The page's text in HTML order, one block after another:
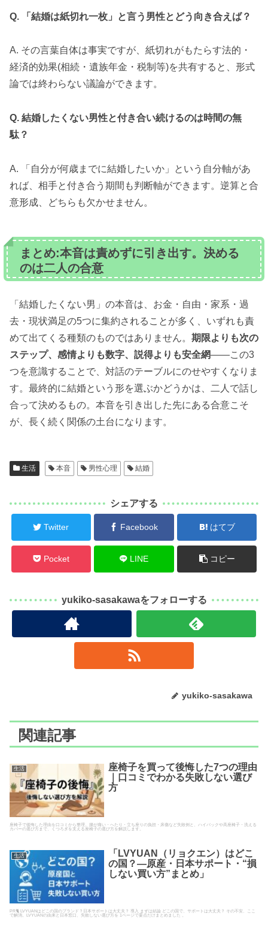
Q. 「結婚は紙切れ一枚」と言う男性とどう向き合えば？
A. その言葉自体は事実ですが、紙切れがもたらす法的・
経済的効果(相続・遺族年金・税制等)を共有すると、形式
論では終わらない議論ができます。
Q. 結婚したくない男性と付き合い続けるのは時間の無
駄？
A. 「自分が何歳までに結婚したいか」という自分軸があ
れば、相手と付き合う期間も判断軸ができます。逆算と合
意形成、どちらも欠かせません。
まとめ:本音は責めずに引き出す。決める
のは二人の合意
「結婚したくない男」の本音は、お金・自由・家系・過
去・現状満足の5つに集約されることが多く、いずれも責
めて出てくる種類のものではありません。 期限よりも次の
ステップ、感情よりも数字、説得よりも安全網——この3
つを意識することで、対話のテーブルにのせやすくなりま
す。最終的に結婚という形を選ぶかどうかは、二人で話し
合って決めるもの。本音を引き出した先にある合意こそ
が、長く続く関係の土台になります。
生活 本音 男性心理 結婚
シェアする
Twitter Facebook はてブ
Pocket LINE コピー
yukiko-sasakawaをフォローする
yukiko-sasakawa
関連記事
生活
座椅子を買って後悔した7つの理由
｜口コミでわかる失敗しない選び
方
座椅子で後悔した理由を口コミから整理。腰が痛い・へたり・立ち座りの負担・床傷など失敗例と、ハイバックや高座椅子・洗える
カバーの選び方まで、くつろぎを支える座椅子の選び方を解説します。
生活
「LVYUAN（リョクエン）はどこ
の国？—原産・日本サポート・“損
しない買い方”まとめ」
PR🐈 LVYUANはどこの国のブランド？日本サポートは大丈夫？ 導入 まずは結論 どこの国で、サポートは大丈夫？ その不安、ここ
で解消。LVYUANの由来と日本窓口、失敗しない選び方を 1ページで要点だけまとめました 。